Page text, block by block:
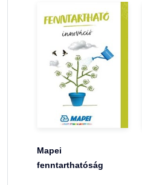
Mapei
fenntarthatóság